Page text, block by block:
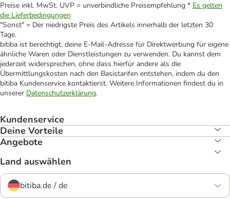
Preise inkl. MwSt. UVP = unverbindliche Preisempfehlung * Es gelten
die Lieferbedingungen
"Sonst" = Der niedrigste Preis des Artikels innerhalb der letzten 30
Tage.
bitiba ist berechtigt, deine E-Mail-Adresse für Direktwerbung für eigene
ähnliche Waren oder Dienstleistungen zu verwenden. Du kannst dem
jederzeit widersprechen, ohne dass hierfür andere als die
Übermittlungskosten nach den Basistarifen entstehen, indem du den
bitiba Kundenservice kontaktierst. Weitere Informationen findest du in
unserer Datenschutzerklärung.
Kundenservice
Deine Vorteile
Angebote
Land auswählen
bitiba.de / de